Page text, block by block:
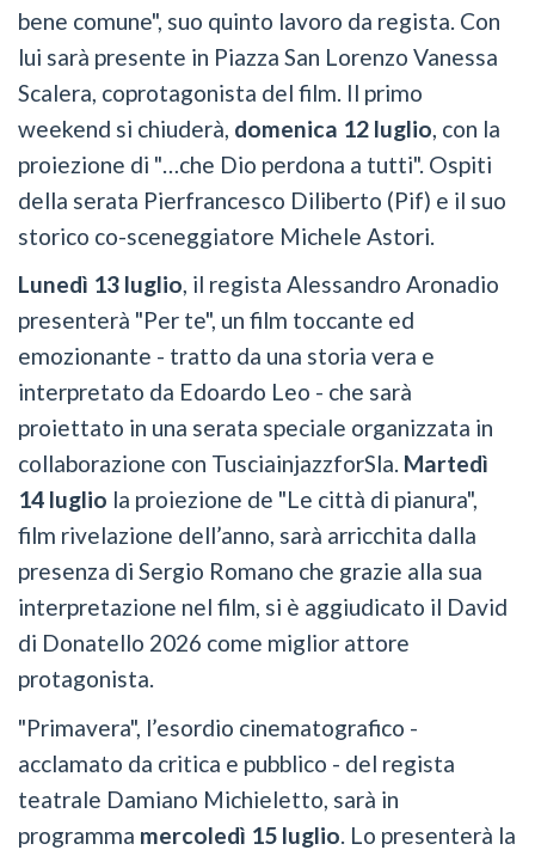
bene comune", suo quinto lavoro da regista. Con
lui sarà presente in Piazza San Lorenzo Vanessa
Scalera, coprotagonista del film. Il primo
weekend si chiuderà, domenica 12 luglio, con la
proiezione di "…che Dio perdona a tutti". Ospiti
della serata Pierfrancesco Diliberto (Pif) e il suo
storico co-sceneggiatore Michele Astori.
Lunedì 13 luglio, il regista Alessandro Aronadio
presenterà "Per te", un film toccante ed
emozionante - tratto da una storia vera e
interpretato da Edoardo Leo - che sarà
proiettato in una serata speciale organizzata in
collaborazione con TusciainjazzforSla. Martedì
14 luglio la proiezione de "Le città di pianura",
film rivelazione dell’anno, sarà arricchita dalla
presenza di Sergio Romano che grazie alla sua
interpretazione nel film, si è aggiudicato il David
di Donatello 2026 come miglior attore
protagonista.
"Primavera", l’esordio cinematografico -
acclamato da critica e pubblico - del regista
teatrale Damiano Michieletto, sarà in
programma mercoledì 15 luglio. Lo presenterà la